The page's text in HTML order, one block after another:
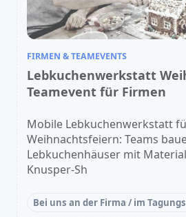
FIRMEN & TEAMEVENTS
Lebkuchenwerkstatt
Teamevent für Firmen
Mobile Lebkuchenwerkstatt
Weihnachtsfeiern: Teams
Lebkuchenhäuser mit
Knusper-Sh
Bei uns an der Firma / im